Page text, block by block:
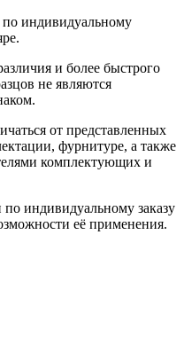
индивидуальному
и более быстрого
не являются
от представленных
фурнитуре, а также
комплектующих и
индивидуальному заказу
её применения.